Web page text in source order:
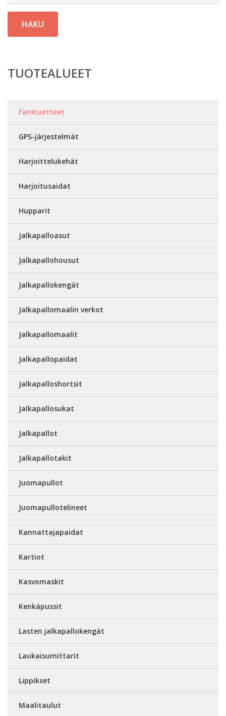
HAKU
TUOTEALUEET
Fanituotteet
GPS-järjestelmät
Harjoittelukehät
Harjoitusaidat
Hupparit
Jalkapalloasut
Jalkapallohousut
Jalkapallokengät
Jalkapallomaalin verkot
Jalkapallomaalit
Jalkapallopaidat
Jalkapalloshortsit
Jalkapallosukat
Jalkapallot
Jalkapallotakit
Juomapullot
Juomapullotelineet
Kannattajapaidat
Kartiot
Kasvomaskit
Kenkäpussit
Lasten jalkapallokengät
Laukaisumittarit
Lippikset
Maalitaulut